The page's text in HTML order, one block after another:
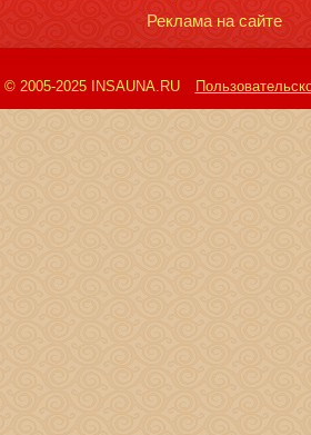
Реклама на сайте
© 2005-2025 INSAUNA.RU